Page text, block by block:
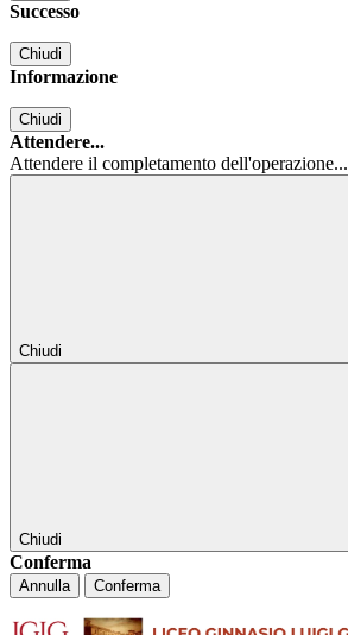
Successo
Chiudi
Informazione
Chiudi
Attendere...
Attendere il completamento dell'operazione...
Chiudi
Chiudi
Conferma
Annulla Conferma